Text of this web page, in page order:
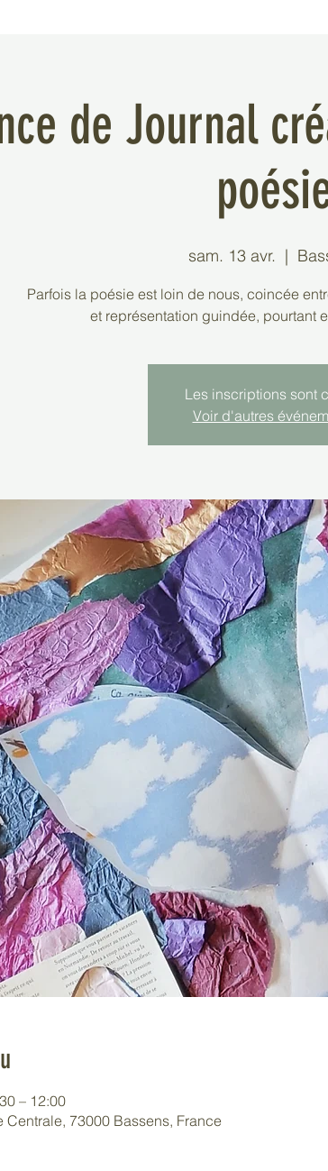
de Journal
sam. 13 avr.
  |
Parfois la poésie est loin de nous, coincée
et représentation guindée, pourtant
Les inscriptions sont
Voir d'autres
– 12:00
Centrale, 73000 Bassens, France